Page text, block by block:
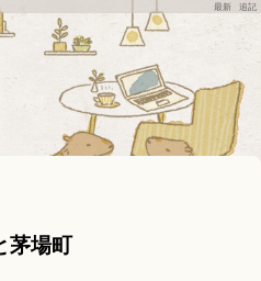
最新 追記
茅場町